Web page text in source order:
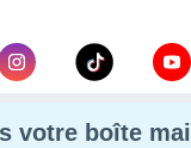
votre boîte mail